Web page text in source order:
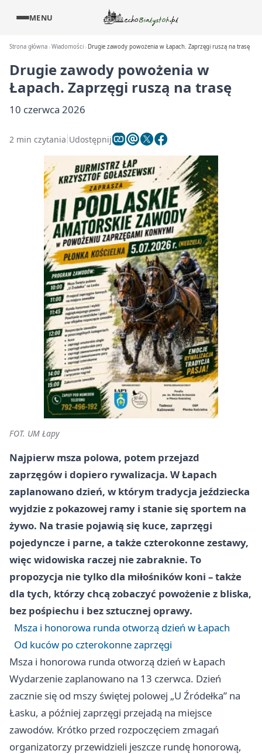
MENU
Strona główna Wiadomości Drugie zawody powożenia w Łapach. Zaprzęgi ruszą na trasę
Drugie zawody powożenia w
Łapach. Zaprzęgi ruszą na trasę
10 czerwca 2026
2 min czytania Udostępnij
FOT. UM Łapy
Najpierw msza polowa, potem przejazd
zaprzęgów i dopiero rywalizacja. W Łapach
zaplanowano dzień, w którym tradycja jeździecka
wyjdzie z pokazowej ramy i stanie się sportem na
żywo. Na trasie pojawią się kuce, zaprzęgi
pojedyncze i parne, a także czterokonne zestawy,
więc widowiska raczej nie zabraknie. To
propozycja nie tylko dla miłośników koni – także
dla tych, którzy chcą zobaczyć powożenie z bliska,
bez pośpiechu i bez sztucznej oprawy.
Msza i honorowa runda otworzą dzień w Łapach
Od kuców po czterokonne zaprzęgi
Msza i honorowa runda otworzą dzień w Łapach
Wydarzenie zaplanowano na 13 czerwca. Dzień
zacznie się od mszy świętej polowej „U Źródełka” na
Łasku, a później zaprzęgi przejadą na miejsce
zawodów. Krótko przed rozpoczęciem zmagań
organizatorzy przewidzieli jeszcze rundę honorową,